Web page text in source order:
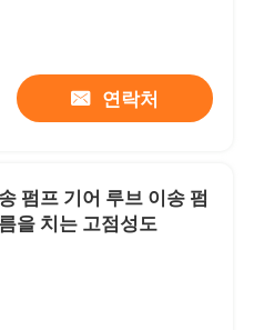
연락처
펌프 기어 루브 이송 펌
을 치는 고점성도